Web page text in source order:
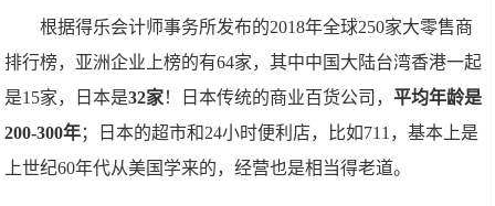
根据得乐会计师事务所发布的2018年全球250家大零售商
排行榜，亚洲企业上榜的有64家，其中中国大陆台湾香港一起
是15家，日本是32家！日本传统的商业百货公司，平均年龄是
200-300年；日本的超市和24小时便利店，比如711，基本上是
上世纪60年代从美国学来的，经营也是相当得老道。